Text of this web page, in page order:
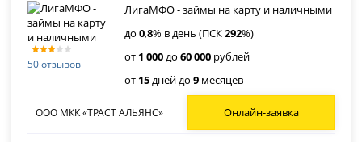
50 отзывов
ЛигаМФО - займы на карту и наличными
до0,8% в день (ПСК292%)
от 1 000до60 000 рублей
от 15дней до9 месяцев
ООО МКК «ТРАСТ АЛЬЯНС» Онлайн-заявка